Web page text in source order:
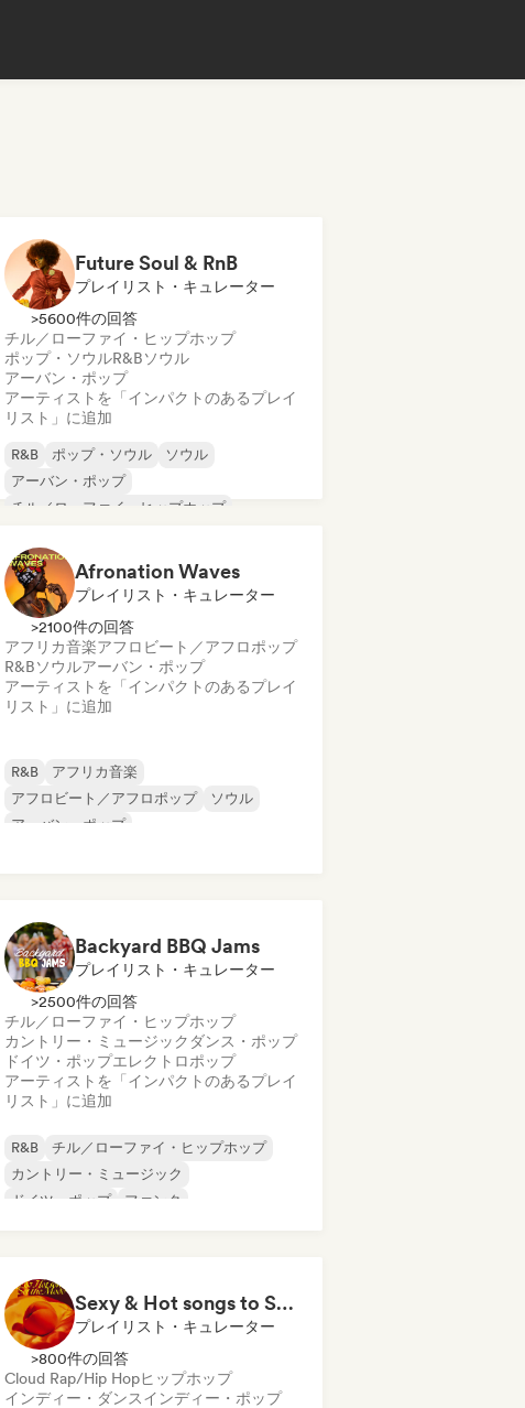
Future Soul & RnB
プレイリスト・キュレーター
>5600件の回答
チル／ローファイ・ヒップホップ
ポップ・ソウルR&Bソウル
アーバン・ポップ
アーティストを「インパクトのあるプレイ
リスト」に追加
R&B ポップ・ソウル
ソウル
アーバン・ポップ
チル／ローファイ・ヒップホップ
Afronation Waves
プレイリスト・キュレーター
>2100件の回答
アフリカ音楽アフロビート／アフロポップ
R&Bソウルアーバン・ポップ
アーティストを「インパクトのあるプレイ
リスト」に追加
R&B
アフリカ音楽
アフロビート／アフロポップ
ソウル
アーバン・ポップ
Backyard BBQ Jams
プレイリスト・キュレーター
>2500件の回答
チル／ローファイ・ヒップホップ
カントリー・ミュージック ダンス・ポップ
ドイツ・ポップエレクトロポップ
アーティストを「インパクトのあるプレイ
リスト」に追加
R&B
チル／ローファイ・ヒップホップ
カントリー・ミュージック
ドイツ・ポップ
ファンク
インディー・ポップ
Sexy & Hot songs to Set the Mood 🥀 🥵
プレイリスト・キュレーター
>800件の回答
Cloud Rap/Hip Hopヒップホップ
インディー・ダンスインディー・ポップ